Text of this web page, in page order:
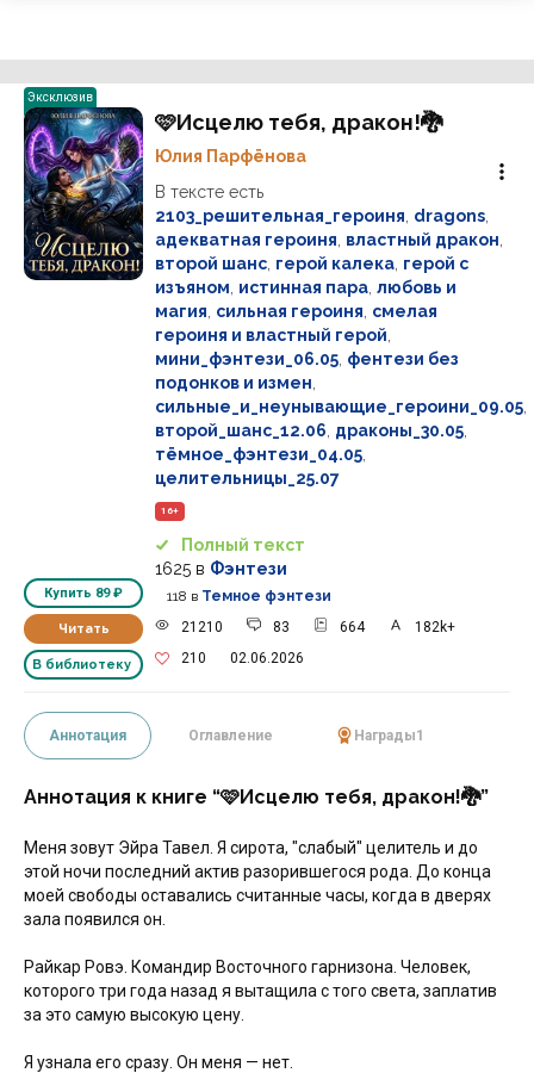
Эксклюзив
Купить 89 ₽
Читать
В библиотеку
🩷Исцелю тебя, дракон!🐉
Юлия Парфёнова
В тексте есть
2103_решительная_героиня dragons
адекватная героиня властный дракон
второй шанс герой калека герой с
изъяном истинная пара любовь и
магия сильная героиня смелая
героиня и властный герой
мини_фэнтези_06.05 фентези без
подонков и измен
сильные_и_неунывающие_героини_09.05
второй_шанс_12.06 драконы_30.05
тёмное_фэнтези_04.05
целительницы_25.07
16+
Полный текст
1625 в Фэнтези
118 в Темное фэнтези
21210
83 664
182k+
210
02.06.2026
Аннотация Оглавление Награды1
Аннотация к книге “🩷Исцелю тебя, дракон!🐉”
Меня зовут Эйра Тавел. Я сирота, "слабый" целитель и до
этой ночи последний актив разорившегося рода. До конца
моей свободы оставались считанные часы, когда в дверях
зала появился он.
Райкар Ровэ. Командир Восточного гарнизона. Человек,
которого три года назад я вытащила с того света, заплатив
за это самую высокую цену.
Я узнала его сразу. Он меня — нет.